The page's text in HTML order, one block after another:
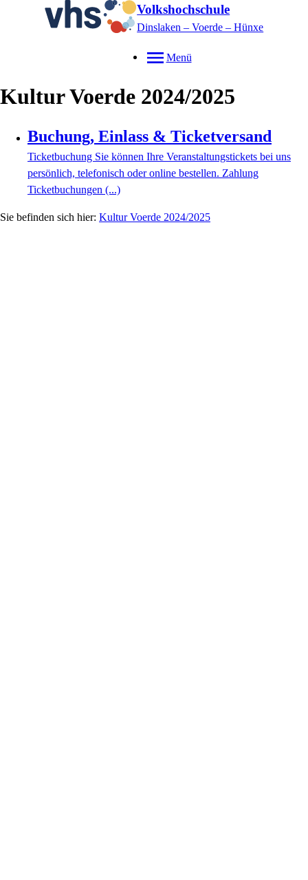
Volkshochschule
Dinslaken – Voerde – Hünxe
Menü
Kultur Voerde 2024/2025
Buchung, Einlass & Ticketversand
Ticketbuchung Sie können Ihre Veranstaltungstickets bei uns
persönlich, telefonisch oder online bestellen. Zahlung
Ticketbuchungen (...)
Kultur Voerde 2024/2025